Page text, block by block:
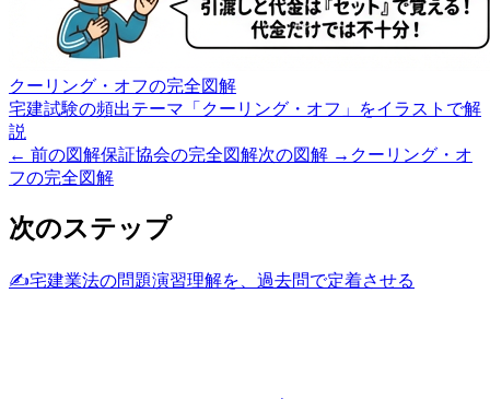
クーリング・オフの完全図解
宅建試験の頻出テーマ「クーリング・オフ」をイラストで解
説
← 前の図解保証協会の完全図解次の図解 → クーリング・オ
フの完全図解
次のステップ
✍️宅建業法の問題演習理解を、過去問で定着させる